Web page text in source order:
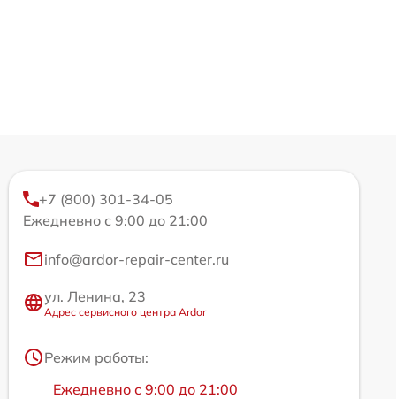
+7 (800) 301-34-05
Ежедневно с 9:00 до 21:00
info@ardor-repair-center.ru
ул. Ленина, 23
Адрес сервисного центра Ardor
Режим работы:
Ежедневно с 9:00 до 21:00